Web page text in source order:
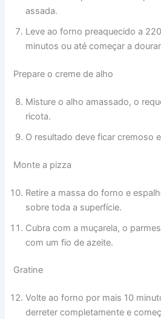
assada.
Leve ao forno preaquecido a
minutos ou até começar a
Prepare o creme de alho
Misture o alho amassado, o
ricota.
O resultado deve ficar cremoso
Monte a pizza
Retire a massa do forno e
sobre toda a superfície.
Cubra com a muçarela, o
com um fio de azeite.
Gratine
Volte ao forno por mais 10
derreter completamente e